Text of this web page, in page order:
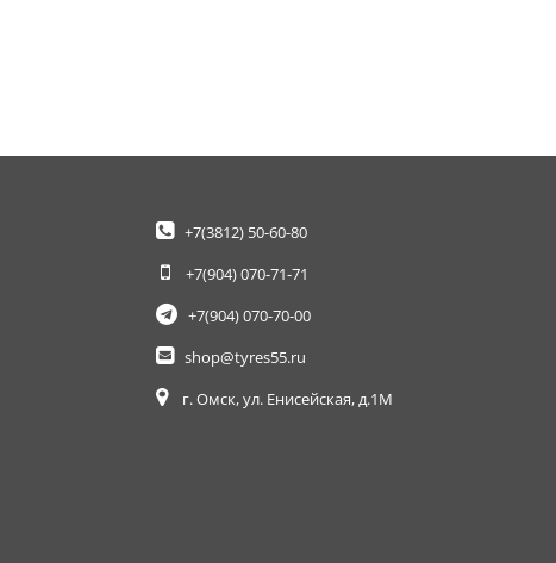
+7(3812)50-60-80
+7(904)070-71-71
+7(904)070-70-00
shop@tyres55.ru
г. Омск, ул. Енисейская, д.1М